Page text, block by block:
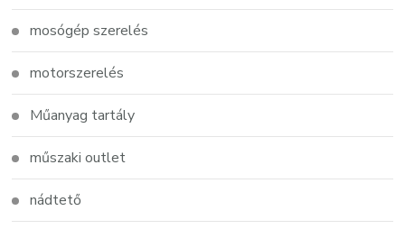
mosógép szerelés
motorszerelés
Műanyag tartály
műszaki outlet
nádtető